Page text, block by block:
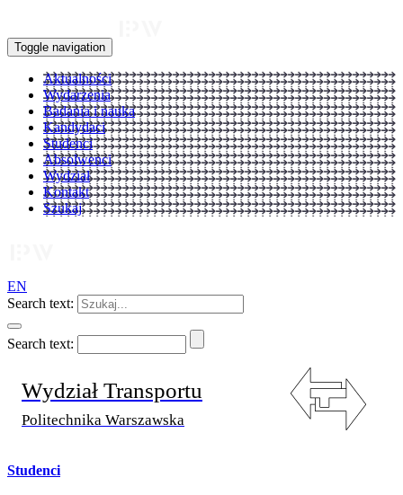
Toggle navigation
Aktualności
Wydarzenia
Badania i nauka
Kandydaci
Studenci
Absolwenci
Wydział
Kontakt
Szukaj
EN
Search text:
Search text:
Wydział Transportu
Politechnika Warszawska
Studenci